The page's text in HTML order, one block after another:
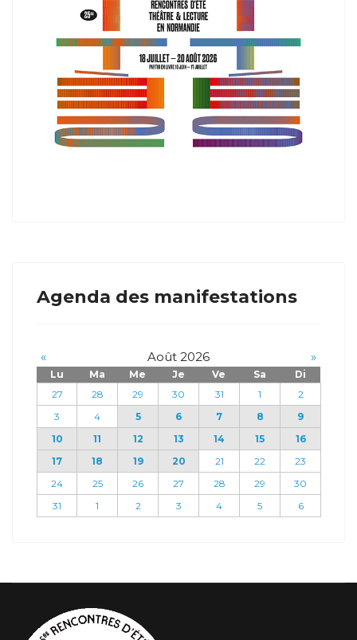
Agenda des manifestations
« Août 2026 »
Lu Ma Me Je Ve Sa
Di
27
28 29 30 31 1
2
3
4 5 6 7 8
9
10
11 12 13 14 15
16
17
18 19 20 21 22
23
24
25 26 27 28 29
30
31
1 2 3 4 5 6